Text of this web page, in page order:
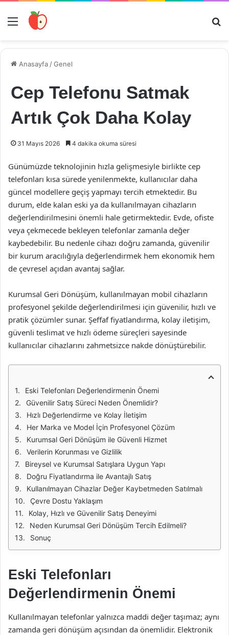
Menü
Anasayfa /Genel
Cep Telefonu Satmak
Artık Çok Daha Kolay
31 Mayıs 2026 4 dakika okuma süresi
Günümüzde teknolojinin hızla gelişmesiyle birlikte cep
telefonları kısa sürede yenilenmekte, kullanıcılar daha
güncel modellere geçiş yapmayı tercih etmektedir. Bu
durum, elde kalan eski ya da kullanılmayan cihazların
değerlendirilmesini önemli hale getirmektedir. Evde, ofiste
veya çekmecede bekleyen telefonlar zamanla değer
kaybedebilir. Bu nedenle cihazı doğru zamanda, güvenilir
bir kurum aracılığıyla değerlendirmek hem ekonomik hem
de çevresel açıdan avantaj sağlar.
Kurumsal Geri Dönüşüm, kullanılmayan mobil cihazların
profesyonel şekilde değerlendirilmesi için güvenilir, hızlı ve
pratik çözümler sunar. Şeffaf fiyatlandırma, kolay iletişim,
güvenli teslimat ve hızlı ödeme süreçleri sayesinde
kullanıcılar cihazlarını zahmetsizce nakde dönüştürebilir.
Eski Telefonları Değerlendirmenin Önemi
Güvenilir Satış Süreci Neden Önemlidir?
Hızlı Değerlendirme ve Kolay İletişim
Her Marka ve Model İçin Profesyonel Çözüm
Kurumsal Geri Dönüşüm ile Güvenli Hizmet
Verilerin Korunması ve Gizlilik
Bireysel ve Kurumsal Satışlara Uygun Yapı
Doğru Fiyatlandırma ile Avantajlı Satış
Kullanılmayan Cihazlar Değer Kaybetmeden Satılmalı
Çevre Dostu Yaklaşım
Kolay, Hızlı ve Güvenilir Satış Deneyimi
Neden Kurumsal Geri Dönüşüm Tercih Edilmeli?
Sonuç
Eski Telefonları
Değerlendirmenin Önemi
Kullanılmayan telefonlar yalnızca maddi değer taşımaz; aynı
zamanda geri dönüşüm açısından da önemlidir. Elektronik